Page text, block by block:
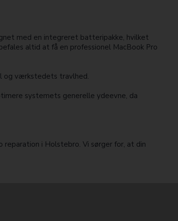
med en integreret batteripakke, hvilket
altid at få en professionel MacBook Pro
og værkstedets travlhed.
systemets generelle ydeevne, da
i Holstebro. Vi sørger for, at din